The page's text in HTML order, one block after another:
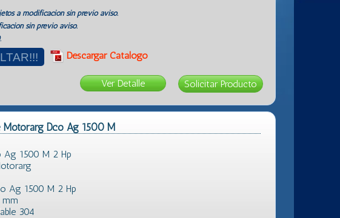
a modificación sin previo aviso.
sin previo aviso.
Descargar Catálogo
Ver Detalle
Motorarg Dco Ag 1500 M
1500 M 2 Hp
Ag 1500 M 2 Hp
mm
304